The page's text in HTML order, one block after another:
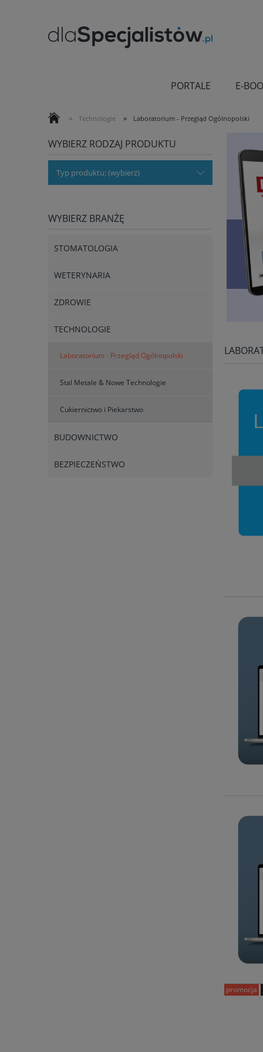
PORTALE E-
» Technologie » Laboratorium - Przegląd Ogólnopolski
WYBIERZ RODZAJ PRODUKTU
Typ produktu: (wybierz)
WYBIERZ BRANŻĘ
STOMATOLOGIA
WETERYNARIA
ZDROWIE
TECHNOLOGIE
Laboratorium - Przegląd Ogólnopolski
Stal Metale & Nowe Technologie
Cukiernictwo i Piekarstwo
BUDOWNICTWO
BEZPIECZEŃSTWO
promocja